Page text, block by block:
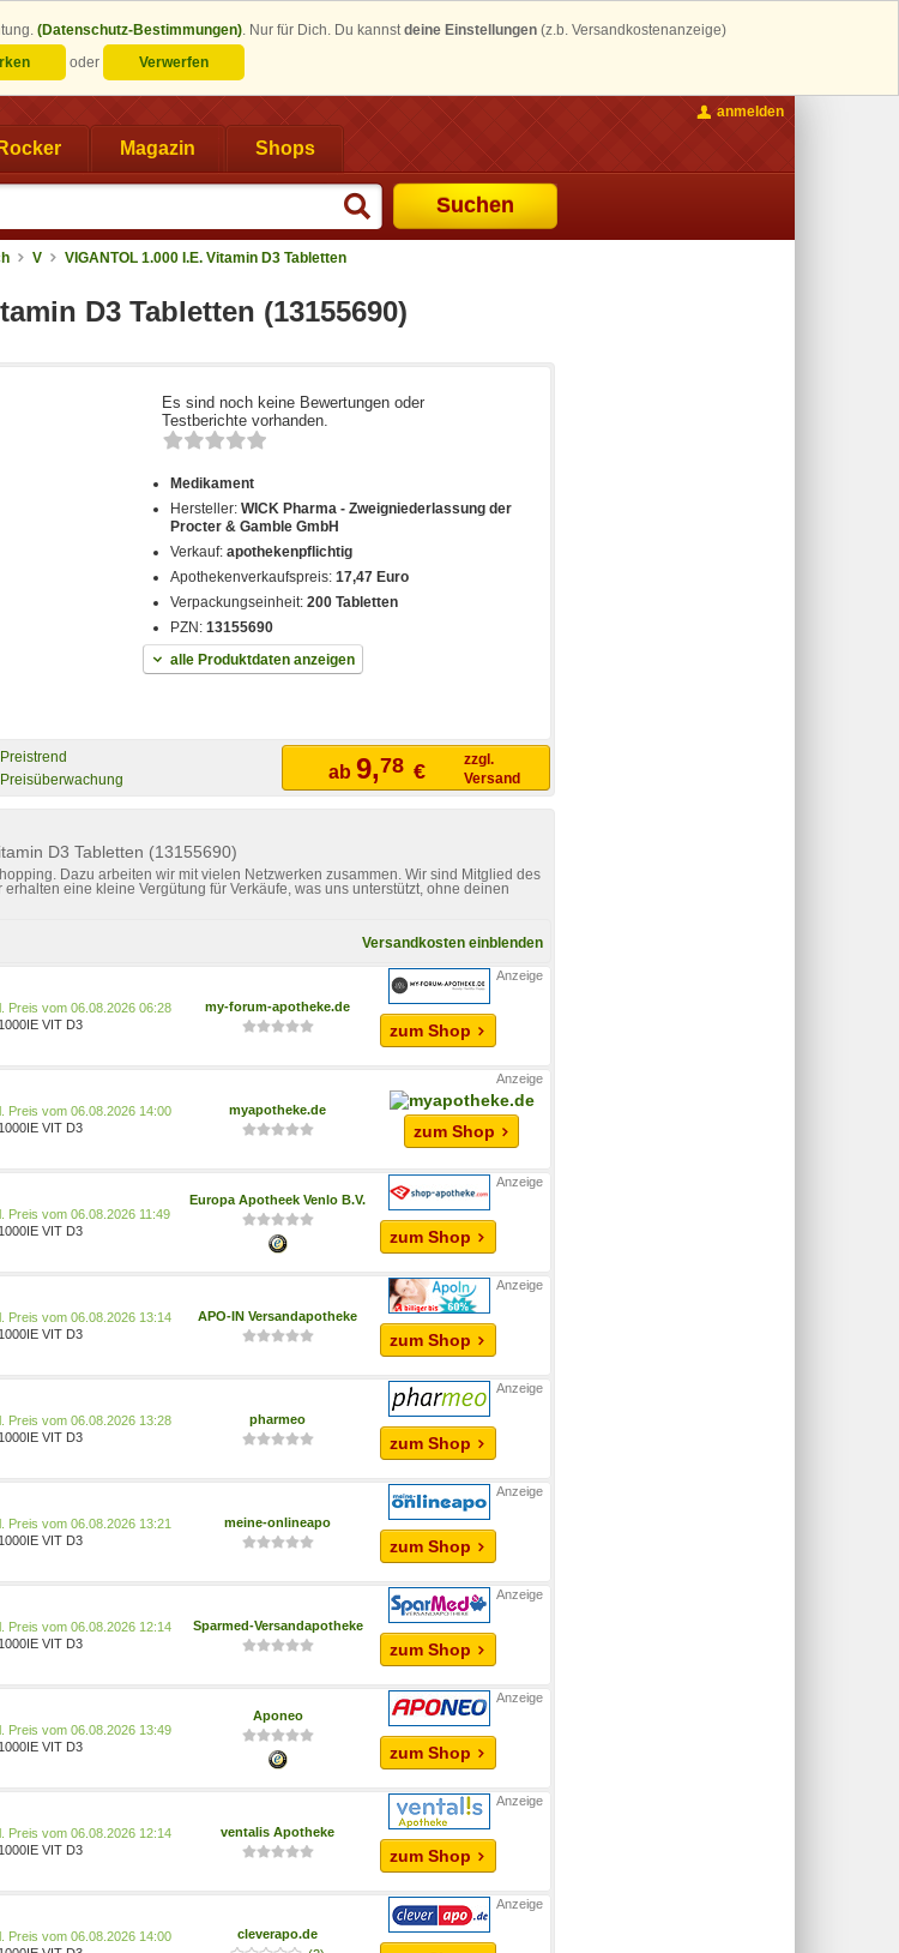
(Datenschutz-Bestimmungen). Nur für Dich. Du kannstdeine Einstellungen (z.b. Versandkostenanzeige)
oder Verwerfen
Magazin Shops
Suchen
anmelden
V
VIGANTOL 1.000 I.E. Vitamin D3 Tabletten
D3 Tabletten (13155690)
Es sind noch keine Bewertungen oder
Testberichte vorhanden.
Medikament
Hersteller:WICK Pharma - Zweigniederlassung der
Procter & Gamble GmbH
Verkauf:apothekenpflichtig
Apothekenverkaufspreis:17,47 Euro
Verpackungseinheit:200 Tabletten
PZN:13155690
alle Produktdaten anzeigen
Preistrend
Preisüberwachung
ab 9,78 €
zzgl.
Versand
D3 Tabletten (13155690)
Dazu arbeiten wir mit vielen Netzwerken zusammen. Wir sind Mitglied des
eine kleine Vergütung für Verkäufe, was uns unterstützt, ohne deinen
Versandkosten einblenden
Preis vom 06.08.2026 06:28
VIT D3
my-forum-apotheke.de
zum Shop
Preis vom 06.08.2026 14:00
VIT D3
myapotheke.de
zum Shop
Preis vom 06.08.2026 11:49
VIT D3
Europa Apotheek Venlo B.V.
zum Shop
Preis vom 06.08.2026 13:14
VIT D3
APO-IN Versandapotheke
zum Shop
Preis vom 06.08.2026 13:28
VIT D3
pharmeo
zum Shop
Preis vom 06.08.2026 13:21
VIT D3
meine-onlineapo
zum Shop
Preis vom 06.08.2026 12:14
VIT D3
Sparmed-Versandapotheke
zum Shop
Preis vom 06.08.2026 13:49
VIT D3
Aponeo
zum Shop
Preis vom 06.08.2026 12:14
VIT D3
ventalis Apotheke
zum Shop
Preis vom 06.08.2026 14:00
cleverapo.de